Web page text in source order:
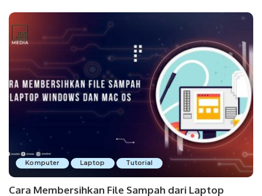
Komputer Laptop Tutorial
Cara Membersihkan File Sampah dari Laptop